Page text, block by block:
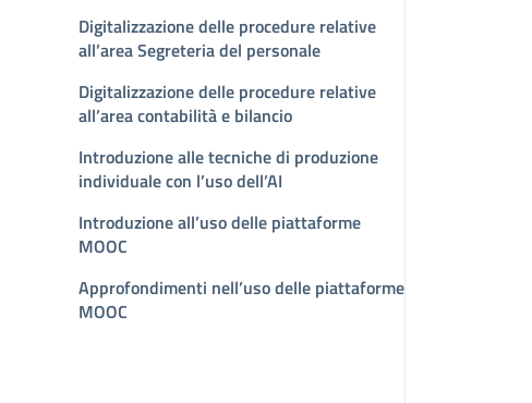
Digitalizzazione delle procedure relative
all’area Segreteria del personale
Digitalizzazione delle procedure relative
all’area contabilità e bilancio
Introduzione alle tecniche di produzione
individuale con l’uso dell’AI
Introduzione all’uso delle piattaforme
MOOC
Approfondimenti nell’uso delle piattaforme
MOOC